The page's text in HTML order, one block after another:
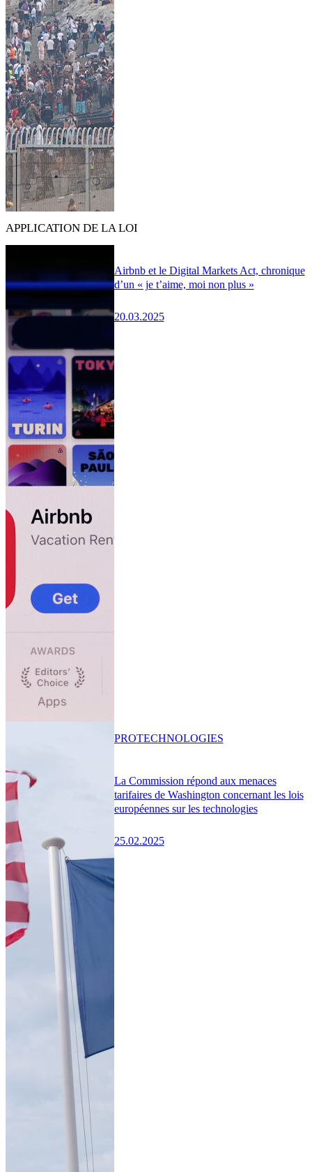
APPLICATION DE LA LOI
Airbnb et le Digital Markets Act, chronique
d’un « je t’aime, moi non plus »
20.03.2025
La Commission répond aux menaces
tarifaires de Washington concernant les lois
européennes sur les technologies
25.02.2025
PROTECHNOLOGIES